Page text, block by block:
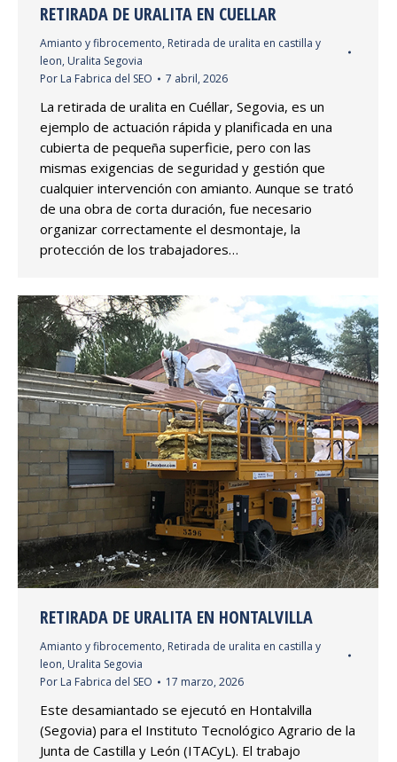
RETIRADA DE URALITA EN CUELLAR
Amianto y fibrocemento, Retirada de uralita en castilla y
leon, Uralita Segovia
Por La Fabrica del SEO 7 abril, 2026
La retirada de uralita en Cuéllar, Segovia, es un
ejemplo de actuación rápida y planificada en una
cubierta de pequeña superficie, pero con las
mismas exigencias de seguridad y gestión que
cualquier intervención con amianto. Aunque se trató
de una obra de corta duración, fue necesario
organizar correctamente el desmontaje, la
protección de los trabajadores…
RETIRADA DE URALITA EN HONTALVILLA
Amianto y fibrocemento, Retirada de uralita en castilla y
leon, Uralita Segovia
Por La Fabrica del SEO 17 marzo, 2026
Este desamiantado se ejecutó en Hontalvilla
(Segovia) para el Instituto Tecnológico Agrario de la
Junta de Castilla y León (ITACyL). El trabajo